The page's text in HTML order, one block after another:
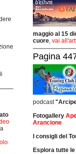
maggio al 15
cuore, vai
Pagina
podcast
Fotogallery
Arancione
I consigli del
Esplora tutte